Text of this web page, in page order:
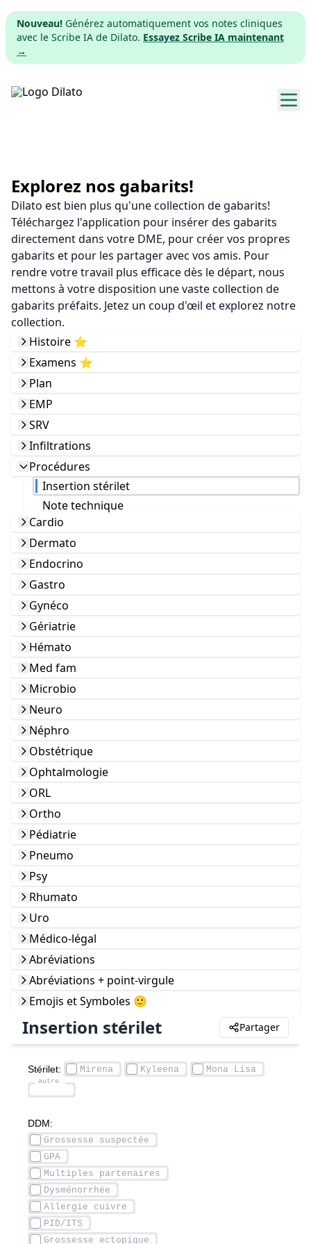
Nouveau! Générez automatiquement vos notes cliniques
avec le Scribe IA de Dilato. Essayez Scribe IA maintenant
→
Tarifs
Télécharger
App web
S'inscrire
Explorez nos gabarits!
Dilato est bien plus qu'une collection de gabarits!
Téléchargez l'application pour insérer des gabarits
directement dans votre DME, pour créer vos propres
gabarits et pour les partager avec vos amis. Pour
rendre votre travail plus efficace dès le départ, nous
mettons à votre disposition une vaste collection de
gabarits préfaits. Jetez un coup d'œil et explorez notre
collection.
Histoire ⭐️
Examens ⭐️
Plan
EMP
SRV
Infiltrations
Procédures
Insertion stérilet
Note technique
Cardio
Dermato
Endocrino
Gastro
Gynéco
Gériatrie
Hémato
Med fam
Microbio
Neuro
Néphro
Obstétrique
Ophtalmologie
ORL
Ortho
Pédiatrie
Pneumo
Psy
Rhumato
Uro
Médico-légal
Abréviations
Abréviations + point-virgule
Emojis et Symboles 🙂
Insertion stérilet Partager
Stérilet:
DDM: